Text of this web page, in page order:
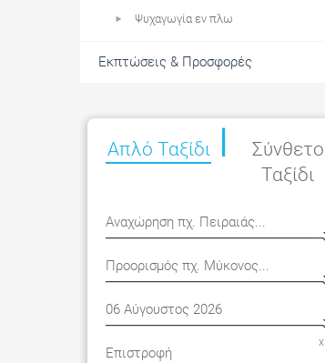
Ψυχαγωγία εν πλω
Εκπτώσεις & Προσφορές
Απλό Ταξίδι
x
Σύνθετο
Ταξίδι